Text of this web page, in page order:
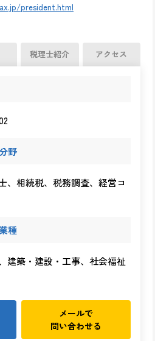
president.html
税理士紹介 アクセス
野
、相続税、税務調査、経営コ
種
建築・建設・工事、社会福祉
メールで
問い合わせる